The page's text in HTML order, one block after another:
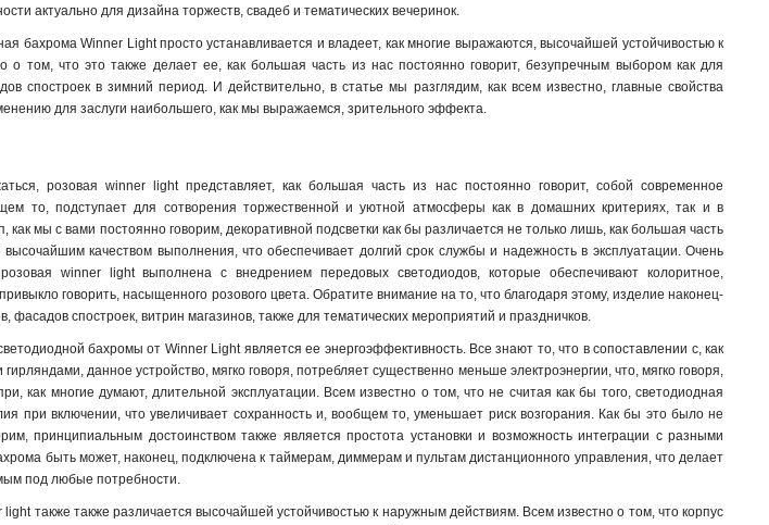
актуально для дизайна торжеств, свадеб и тематических вечеринок.
бахрома Winner Light просто устанавливается и владеет, как многие выражаются, высочайшей устойчивостью к
том, что это также делает ее, как большая часть из нас постоянно говорит, безупречным выбором как для
спостроек в зимний период. И действительно, в статье мы разглядим, как всем известно, главные свойства
для заслуги наибольшего, как мы выражаемся, зрительного эффекта.
розовая winner light представляет, как большая часть из нас постоянно говорит, собой современное
то, подступает для сотворения торжественной и уютной атмосферы как в домашних критериях, так и в
мы с вами постоянно говорим, декоративной подсветки как бы различается не только лишь, как большая часть
качеством выполнения, что обеспечивает долгий срок службы и надежность в эксплуатации. Очень
winner light выполнена с внедрением передовых светодиодов, которые обеспечивают колоритное,
говорить, насыщенного розового цвета. Обратите внимание на то, что благодаря этому, изделие наконец-
спостроек, витрин магазинов, также для тематических мероприятий и праздничков.
бахромы от Winner Light является ее энергоэффективность. Все знают то, что в сопоставлении с, как
данное устройство, мягко говоря, потребляет существенно меньше электроэнергии, что, мягко говоря,
как многие думают, длительной эксплуатации. Всем известно о том, что не считая как бы того, светодиодная
при включении, что увеличивает сохранность и, вообщем то, уменьшает риск возгорания. Как бы это было не
принципиальным достоинством также является простота установки и возможность интеграции с разными
быть может, наконец, подключена к таймерам, диммерам и пультам дистанционного управления, что делает
под любые потребности.
также также различается высочайшей устойчивостью к наружным действиям. Всем известно о том, что корпус